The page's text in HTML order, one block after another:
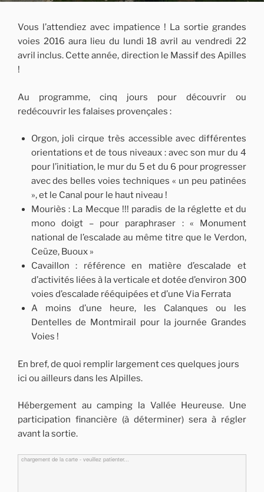
Vous l’attendiez avec impatience ! La sortie grandes
voies 2016 aura lieu du lundi 18 avril au vendredi 22
avril inclus. Cette année, direction le Massif des Apilles
!
Au programme, cinq jours pour découvrir ou
redécouvrir les falaises provençales :
Orgon, joli cirque très accessible avec différentes
orientations et de tous niveaux : avec son mur du 4
pour l’initiation, le mur du 5 et du 6 pour progresser
avec des belles voies techniques « un peu patinées
», et le Canal pour le haut niveau !
Mouriès : La Mecque !!! paradis de la réglette et du
mono doigt – pour paraphraser : « Monument
national de l’escalade au même titre que le Verdon,
Ceüze, Buoux »
Cavaillon : référence en matière d’escalade et
d’activités liées à la verticale et dotée d’environ 300
voies d’escalade rééquipées et d’une Via Ferrata
A moins d’une heure, les Calanques ou les
Dentelles de Montmirail pour la journée Grandes
Voies !
En bref, de quoi remplir largement ces quelques jours
ici ou ailleurs dans les Alpilles.
Hébergement au camping la Vallée Heureuse. Une
participation financière (à déterminer) sera à régler
avant la sortie.
chargement de la carte - veuillez patienter...